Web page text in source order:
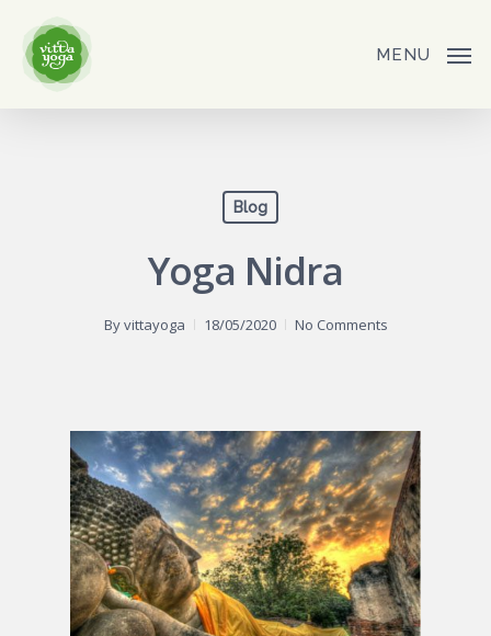
main
MENU
Blog
Yoga Nidra
Byvittayoga 18/05/2020 No Comments